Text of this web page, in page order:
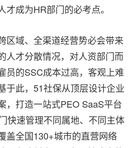
成为HR部门的必考点。
区域、全渠道经营势必会带来
人才分散情况，对人资部门而
员的SSC成本过高，客观上难
于此，51社保从顶层设计企业
，打造一站式PEO SaaS平台
快速管理不同属地、不同主体
盖全国130+城市的直营网络